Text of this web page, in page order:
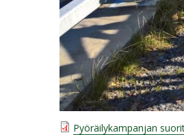
Pyöräilykampanjan